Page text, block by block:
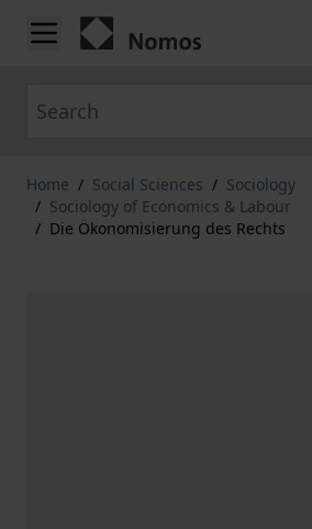
Skip to Content
Home / Social Sciences / Sociology
/ Sociology of Economics & Labour
/ Die Ökonomisierung des Rechts